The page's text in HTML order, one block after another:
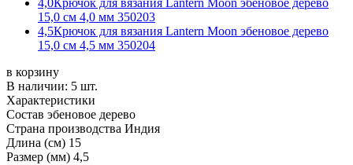
15,0 см 4,0 мм 350203
4,5Крючок для вязания Lantern Moon эбеновое дерево
15,0 см 4,5 мм 350204
в корзину
В наличии: 5 шт.
Характеристики
Состав эбеновое дерево
Страна производства Индия
Длина (см) 15
Размер (мм) 4,5